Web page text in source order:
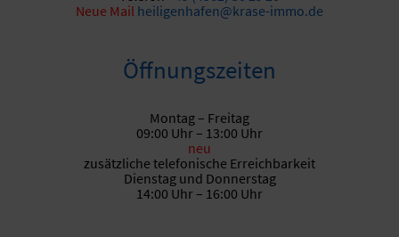
Neue Mail heiligenhafen@krase-immo.de
Öffnungszeiten
Montag – Freitag
09:00 Uhr – 13:00 Uhr
neu
zusätzliche telefonische Erreichbarkeit
Dienstag und Donnerstag
14:00 Uhr – 16:00 Uhr